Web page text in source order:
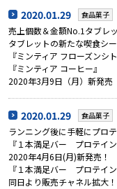
2020.01.29 食品菓子
売上個数＆金額No.1タブレ
タブレットの新たな喫食シ
『ミンティア フローズンシ
『ミンティア コーヒー』
2020年3月9日（月）新発売
2020.01.29 食品菓子
ランニング後に手軽にプロ
『１本満足バー プロテイ
2020年4月6日(月)新発売！
『１本満足バー プロテイ
同日より販売チャネル拡大！